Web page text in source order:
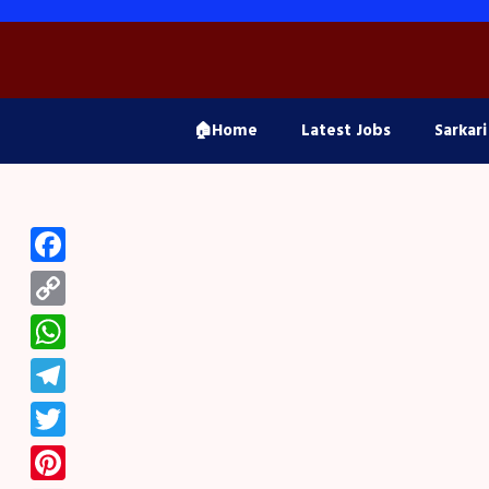
Skip
🏠Home Latest Jobs
Facebook
Copy
Link
WhatsApp
Telegram
Twitter